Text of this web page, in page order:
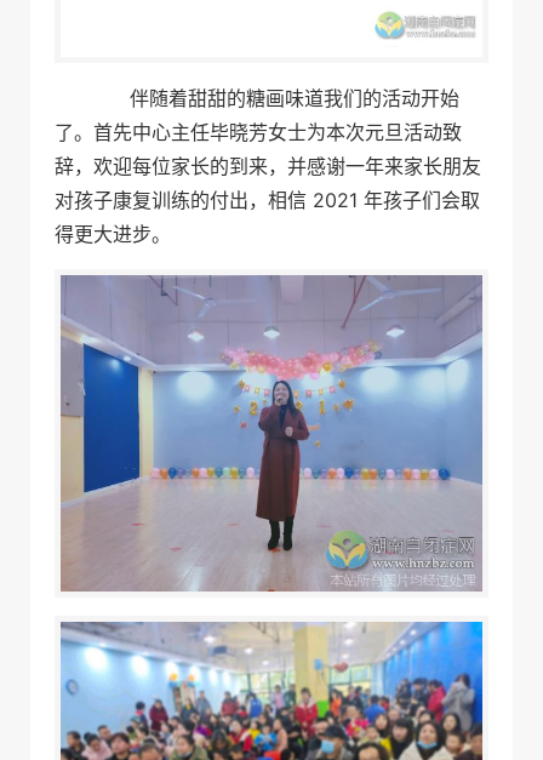
伴随着甜甜的糖画味道我们的活动开始
了。首先中心主任毕晓芳女士为本次元旦活动致
辞，欢迎每位家长的到来，并感谢一年来家长朋友
对孩子康复训练的付出，相信 2021 年孩子们会取
得更大进步。